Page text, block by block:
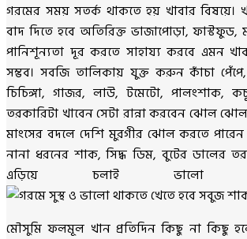
গরমের সময় সতর্ক থাকতে হয় খাবার বিষয়ে।
বাদ দিতে হবে অতিরিক্ত ভাজাপোড়া, ফাস্টফুড,
পানিশূন্যতা দূর করতে সাহায্য করবে এমন
সম্ভব। সবজি তালিকায় যুক্ত করুন কাঁচা
চিচিঙ্গা, গাজর, লাউ, টমেটো, পালংশাক,
তরকারিটা খাবেন সেটা রান্না করবেন ঝোল
মাংসের বদলে দেশি মুরগীর ঝোল করতে
নানা ধরনের শাক, সিদ্ধ ডিম, বুটের ডালের
এড়িয়ে চলাই
মৌসুমি ফলমূল খান প্রতিদিন কিছু না কিছু